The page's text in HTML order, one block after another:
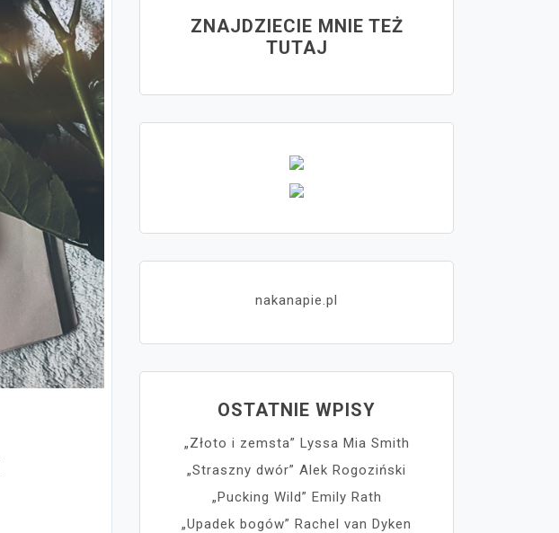
ZNAJDZIECIE MNIE TEŻ
TUTAJ
nakanapie.pl
OSTATNIE WPISY
„Złoto i zemsta” Lyssa Mia Smith
„Straszny dwór” Alek Rogoziński
„Pucking Wild” Emily Rath
„Upadek bogów” Rachel van Dyken